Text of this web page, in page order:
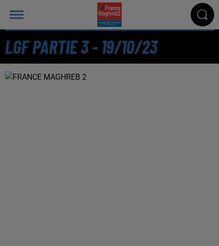
LGF PARTIE 3 - 19/10/23